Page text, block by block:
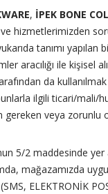
, İPEK BONE
hizmetlerimizden
tanımı yapılan
ile kişisel
da
ilgili ticari/mali/
veya zorunlu
5/2 maddesinde
mağazamızda
ELEKTRONİK